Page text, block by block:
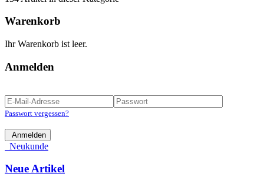
Warenkorb
Ihr Warenkorb ist leer.
Anmelden
Passwort vergessen?
Anmelden
Neukunde
Neue Artikel